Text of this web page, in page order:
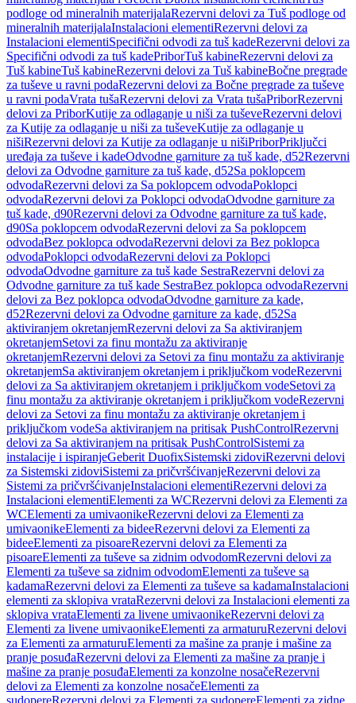
podloge od mineralnih materijalaRezervni delovi za Tuš podloge od
mineralnih materijalaInstalacioni elementiRezervni delovi za
Instalacioni elementiSpecifični odvodi za tuš kadeRezervni delovi za
Specifični odvodi za tuš kadePriborTuš kabineRezervni delovi za
Tuš kabineTuš kabineRezervni delovi za Tuš kabineBočne pregrade
za tuševe u ravni podaRezervni delovi za Bočne pregrade za tuševe
u ravni podaVrata tušaRezervni delovi za Vrata tušaPriborRezervni
delovi za PriborKutije za odlaganje u niši za tuševeRezervni delovi
za Kutije za odlaganje u niši za tuševeKutije za odlaganje u
nišiRezervni delovi za Kutije za odlaganje u nišiPriborPriključci
uređaja za tuševe i kadeOdvodne garniture za tuš kade, d52Rezervni
delovi za Odvodne garniture za tuš kade, d52Sa poklopcem
odvodaRezervni delovi za Sa poklopcem odvodaPoklopci
odvodaRezervni delovi za Poklopci odvodaOdvodne garniture za
tuš kade, d90Rezervni delovi za Odvodne garniture za tuš kade,
d90Sa poklopcem odvodaRezervni delovi za Sa poklopcem
odvodaBez poklopca odvodaRezervni delovi za Bez poklopca
odvodaPoklopci odvodaRezervni delovi za Poklopci
odvodaOdvodne garniture za tuš kade SestraRezervni delovi za
Odvodne garniture za tuš kade SestraBez poklopca odvodaRezervni
delovi za Bez poklopca odvodaOdvodne garniture za kade,
d52Rezervni delovi za Odvodne garniture za kade, d52Sa
aktiviranjem okretanjemRezervni delovi za Sa aktiviranjem
okretanjemSetovi za finu montažu za aktiviranje
okretanjemRezervni delovi za Setovi za finu montažu za aktiviranje
okretanjemSa aktiviranjem okretanjem i priključkom vodeRezervni
delovi za Sa aktiviranjem okretanjem i priključkom vodeSetovi za
finu montažu za aktiviranje okretanjem i priključkom vodeRezervni
delovi za Setovi za finu montažu za aktiviranje okretanjem i
priključkom vodeSa aktiviranjem na pritisak PushControlRezervni
delovi za Sa aktiviranjem na pritisak PushControlSistemi za
instalacije i ispiranjeGeberit DuofixSistemski zidoviRezervni delovi
za Sistemski zidoviSistemi za pričvršćivanjeRezervni delovi za
Sistemi za pričvršćivanjeInstalacioni elementiRezervni delovi za
Instalacioni elementiElementi za WCRezervni delovi za Elementi za
WCElementi za umivaonikeRezervni delovi za Elementi za
umivaonikeElementi za bideeRezervni delovi za Elementi za
bideeElementi za pisoareRezervni delovi za Elementi za
pisoareElementi za tuševe sa zidnim odvodomRezervni delovi za
Elementi za tuševe sa zidnim odvodomElementi za tuševe sa
kadamaRezervni delovi za Elementi za tuševe sa kadamaInstalacioni
elementi za sklopiva vrataRezervni delovi za Instalacioni elementi za
sklopiva vrataElementi za livene umivaonikeRezervni delovi za
Elementi za livene umivaonikeElementi za armaturuRezervni delovi
za Elementi za armaturuElementi za mašine za pranje i mašine za
pranje posuđaRezervni delovi za Elementi za mašine za pranje i
mašine za pranje posuđaElementi za konzolne nosačeRezervni
delovi za Elementi za konzolne nosačeElementi za
sudopereRezervni delovi za Elementi za sudopereElementi za zidne